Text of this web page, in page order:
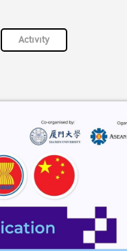
Activity